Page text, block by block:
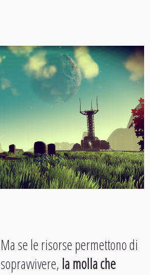
Ma se le risorse permettono di
sopravvivere,la molla che